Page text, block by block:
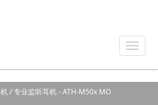
/ 专业监听耳机 - ATH-M50x MO